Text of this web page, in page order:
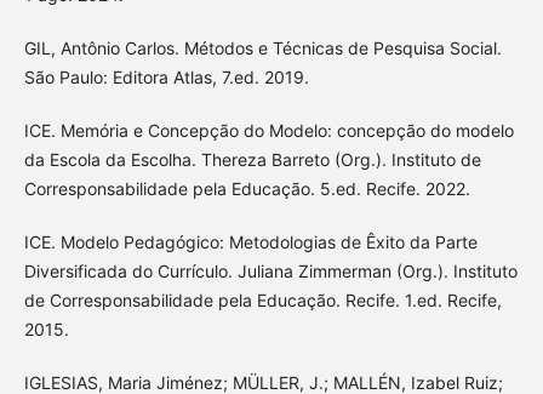
GIL, Antônio Carlos. Métodos e Técnicas de Pesquisa Social.
São Paulo: Editora Atlas, 7.ed. 2019.
ICE. Memória e Concepção do Modelo: concepção do modelo
da Escola da Escolha. Thereza Barreto (Org.). Instituto de
Corresponsabilidade pela Educação. 5.ed. Recife. 2022.
ICE. Modelo Pedagógico: Metodologias de Êxito da Parte
Diversificada do Currículo. Juliana Zimmerman (Org.). Instituto
de Corresponsabilidade pela Educação. Recife. 1.ed. Recife,
2015.
IGLESIAS, Maria Jiménez; MÜLLER, J.; MALLÉN, Izabel Ruiz;